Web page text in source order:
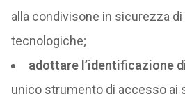
alla condivisone in sicurezza
tecnologiche;
adottare l’identificazione
unico strumento di accesso ai